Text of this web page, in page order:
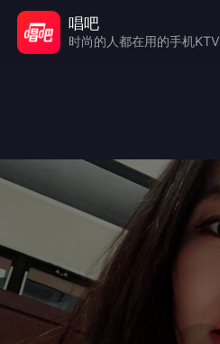
唱吧
时尚的人都在用的手机KTV